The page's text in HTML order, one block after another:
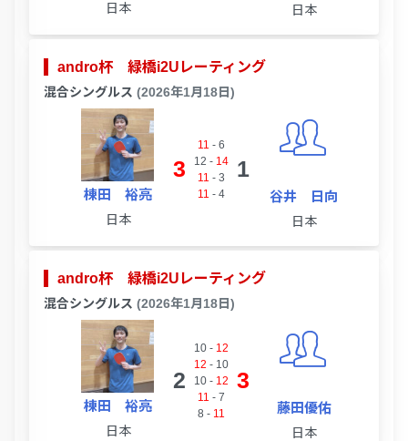
日本 日本
andro杯 緑橋i2Uレーティング
混合シングルス (2026年1月18日)
棟田 裕亮
日本
3
11 - 6
12 - 14
11 - 3
11 - 4
1
谷井 日向
日本
andro杯 緑橋i2Uレーティング
混合シングルス (2026年1月18日)
棟田 裕亮
日本
2
10- 12
12 - 10
10- 12
11 - 7
8 - 11
3
藤田優佑
日本